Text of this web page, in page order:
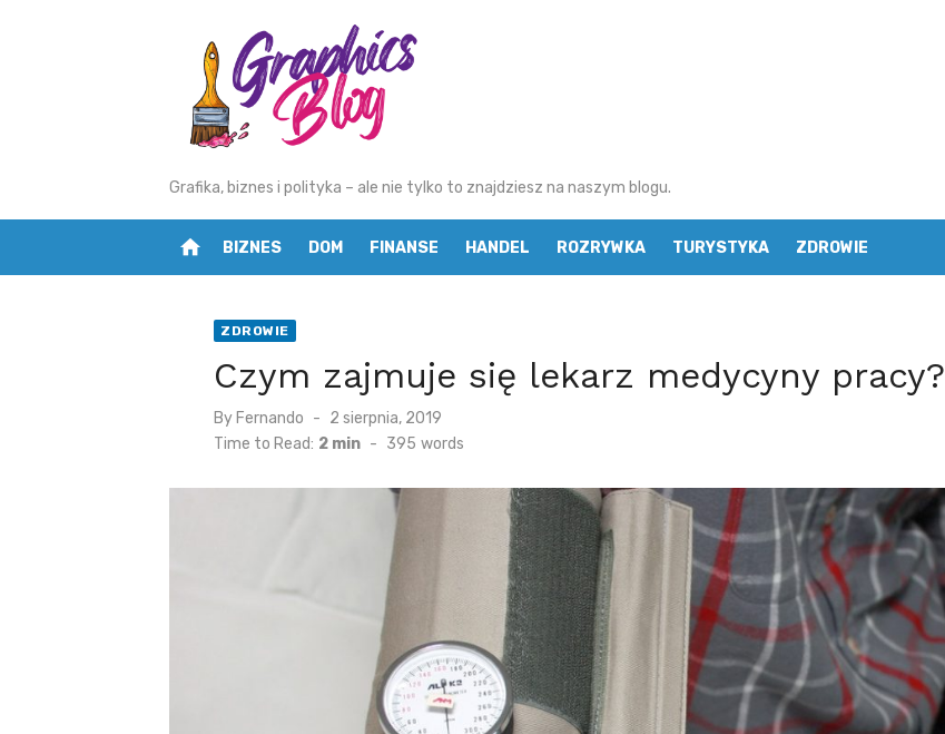
Grafika, biznes i polityka – ale nie tylko to znajdziesz na naszym blogu.
home BIZNES DOM FINANSE HANDEL ROZRYWKA TURYSTYKA ZDROWIE
ZDROWIE
Czym zajmuje się lekarz medycyny pracy?
By Fernando
Posted
on
2 sierpnia, 2019
Time to Read: 2 min - 395 words